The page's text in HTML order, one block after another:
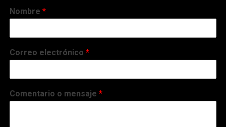
Nombre*
Correo electrónico*
Comentario o mensaje*